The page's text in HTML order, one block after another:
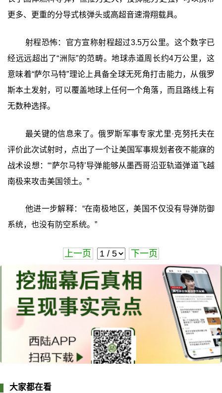
更多、更重的分导式核弹头或高超音速滑翔载具。
射程恐怖：官方宣称射程超过3.5万公里。这个数字已
经远远超出了“洲际”的范畴。地球赤道周长约4万公里，这
意味着“萨尔马特”理论上具备全球无死角打击能力，从俄罗
斯本土发射，可以覆盖地球上任何一个角落，而且路线上有
无数种选择。
最关键的信息来了。俄罗斯军事专家尤里·克努托夫在
评价此次试射时，点出了一个让美国军事规划者夜不能寐的
战术设想：‍“‘萨尔马特’导弹能够从墨西哥沿亚轨道弹道飞越
南极来攻击美国领土。”‍
他进一步解释：“在南极地区，美国不仅没有导弹防御
系统，也没有防空系统。”
上一页 下一页
大家都在看